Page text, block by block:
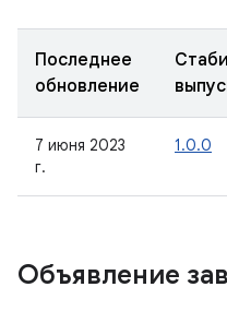
Последнее
обновление
7 июня 2023
г.
1.0.0
Объявление